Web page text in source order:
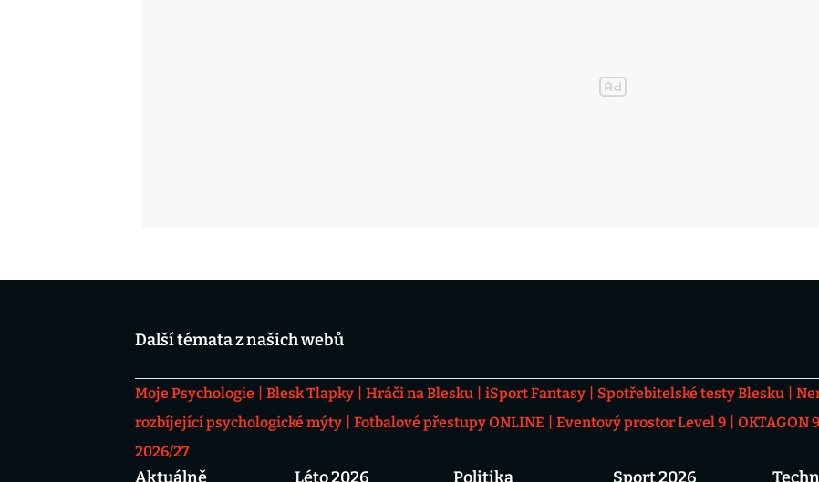
Další témata z našich webů
Moje Psychologie Blesk Tlapky Hráči na Blesku iSport Fantasy Spotřebitelské testy Blesku
rozbíjející psychologické mýty
Fotbalové přestupy ONLINE Eventový prostor Level 9 OKTAGON
2026/27
Aktuálně Léto 2026 Politika Sport 2026